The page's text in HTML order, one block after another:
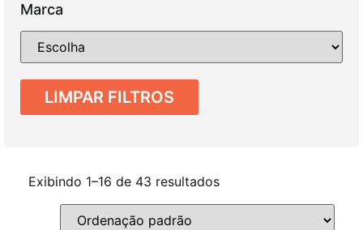
Marca
LIMPAR FILTROS
Exibindo 1–16 de 43 resultados